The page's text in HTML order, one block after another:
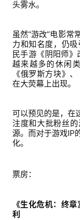
头雾水。
虽然“游改”电影常
力和知名度，仍
民手游《阴阳师》
越来越多的休闲
《俄罗斯方块》
在大荧幕上出现。
可以预见的是，在
注度和大批粉丝
源。而对于游戏IP
化。
票房：
《生化危机：终
利